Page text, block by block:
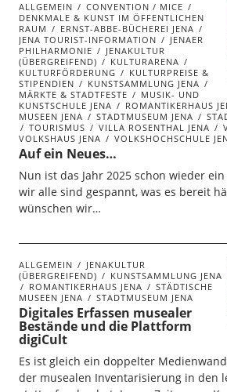
ALLGEMEIN
CONVENTION / MICE
DENKMALE & KUNST IM ÖFFENTLICHEN
RAUM
ERNST-ABBE-BÜCHEREI JENA
JENA TOURIST-INFORMATION
JENAER
PHILHARMONIE
JENAKULTUR
(ÜBERGREIFEND)
KULTURARENA
KULTURFÖRDERUNG
KULTURPREISE &
STIPENDIEN
KUNSTSAMMLUNG JENA
MÄRKTE & STADTFESTE
MUSIK- UND
KUNSTSCHULE JENA
ROMANTIKERHAUS
MUSEEN JENA
STADTMUSEUM JENA
TOURISMUS
VILLA ROSENTHAL JENA
VOLKSHAUS JENA
VOLKSHOCHSCHULE
Auf ein Neues…
Nun ist das Jahr 2025 schon wieder
wir alle sind gespannt, was es bereit
wünschen wir…
ALLGEMEIN
JENAKULTUR
(ÜBERGREIFEND)
KUNSTSAMMLUNG JENA
ROMANTIKERHAUS JENA
STÄDTISCHE
MUSEEN JENA
STADTMUSEUM JENA
Digitales Erfassen musealer
Bestände und die Plattform
digiCult
Es ist gleich ein doppelter
der musealen Inventarisierung in den